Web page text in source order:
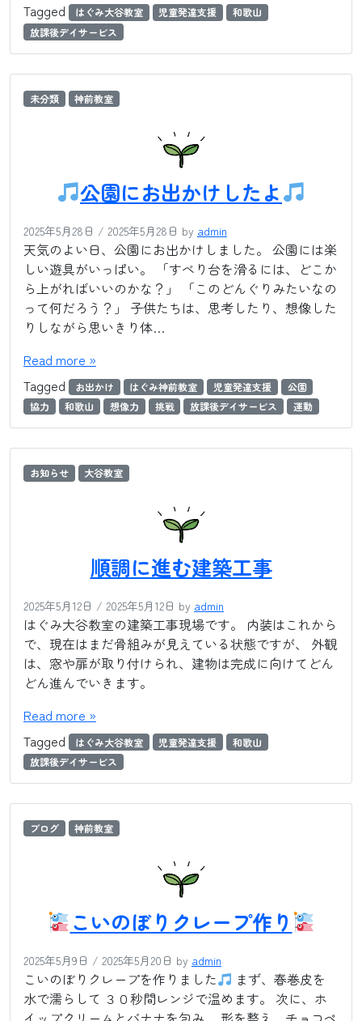
Tagged
はぐみ大谷教室 児童発達支援
和歌山
放課後デイサービス
未分類 神前教室
公園にお出かけしたよ
2025年5月28日 / 2025年5月28日 by admin
天気のよい日、公園にお出かけしました。 公園には楽
しい遊具がいっぱい。 「すべり台を滑るには、どこか
ら上がればいいのかな？」 「このどんぐりみたいなの
って何だろう？」 子供たちは、思考したり、想像した
りしながら思いきり体…
Read more »
Tagged
お出かけ はぐみ神前教室 児童発達支援
公園
協力
和歌山 想像力 挑戦 放課後デイサービス 運動
お知らせ 大谷教室
順調に進む建築工事
2025年5月12日 / 2025年5月12日 by admin
はぐみ大谷教室の建築工事現場です。 内装はこれから
で、現在はまだ骨組みが見えている状態ですが、 外観
は、窓や扉が取り付けられ、建物は完成に向けてどん
どん進んでいきます。
Read more »
Tagged
はぐみ大谷教室 児童発達支援
和歌山
放課後デイサービス
ブログ 神前教室
こいのぼりクレープ作り
2025年5月9日 / 2025年5月20日 by admin
こいのぼりクレープを作りました
まず、春巻皮を
水で濡らして ３０秒間レンジで温めます。 次に、ホ